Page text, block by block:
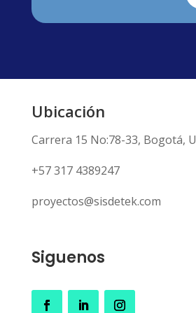
Ubicación
Carrera 15 No:78-33, Bogotá,
+57 317 4389247
proyectos@sisdetek.com
Siguenos